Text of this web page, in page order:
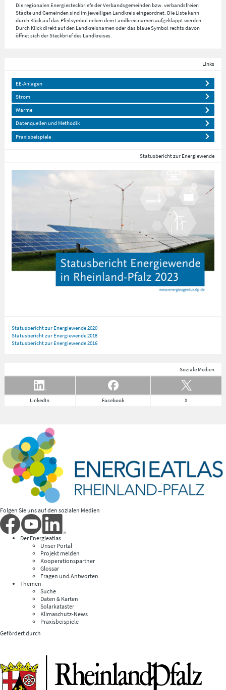
Die regionalen Energiesteckbriefe der Verbandsgemeinden bzw. verbandsfreien
Städte und Gemeinden sind im jeweiligen Landkreis eingeordnet. Die Liste kann
durch Klick auf das Pfeilsymbol neben dem Landkreisnamen aufgeklappt werden.
Durch Klick direkt auf den Landkreisnamen oder das blaue Symbol rechts davon
öffnet sich der Steckbrief des Landkreises.
Links
EE-Anlagen
Strom
Wärme
Datenquellen und Methodik
Praxisbeispiele
Statusbericht zur Energiewende
Statusbericht zur Energiewende 2020
Statusbericht zur Energiewende 2018
Statusbericht zur Energiewende 2016
Soziale Medien
LinkedIn Facebook X
Folgen Sie uns auf den sozialen Medien
Der Energieatlas
Unser Portal
Projekt melden
Kooperationspartner
Glossar
Fragen und Antworten
Themen
Suche
Daten & Karten
Solarkataster
Klimaschutz-News
Praxisbeispiele
Gefördert durch